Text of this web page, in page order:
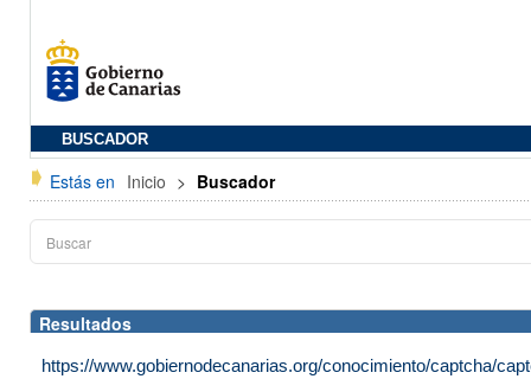
BUSCADOR
Estás en Inicio > Buscador
Resultados
https://www.gobiernodecanarias.org/conocimiento/captcha/